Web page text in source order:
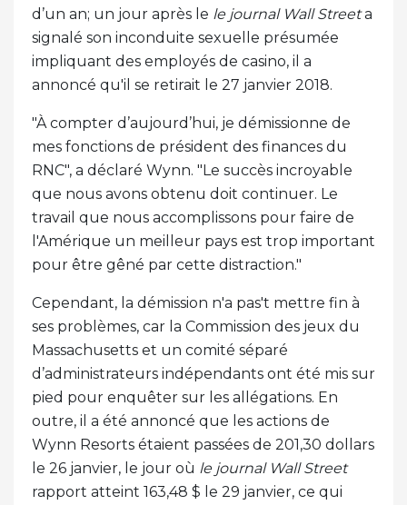
d’un an; un jour après le le journal Wall Streeta
signalé son inconduite sexuelle présumée
impliquant des employés de casino, il a
annoncé qu'il se retirait le 27 janvier 2018.
"À compter d’aujourd’hui, je démissionne de
mes fonctions de président des finances du
RNC", a déclaré Wynn. "Le succès incroyable
que nous avons obtenu doit continuer. Le
travail que nous accomplissons pour faire de
l'Amérique un meilleur pays est trop important
pour être gêné par cette distraction."
Cependant, la démission n'a pas't mettre fin à
ses problèmes, car la Commission des jeux du
Massachusetts et un comité séparé
d’administrateurs indépendants ont été mis sur
pied pour enquêter sur les allégations. En
outre, il a été annoncé que les actions de
Wynn Resorts étaient passées de 201,30 dollars
le 26 janvier, le jour où le journal Wall Street
rapport atteint 163,48 $ le 29 janvier, ce qui